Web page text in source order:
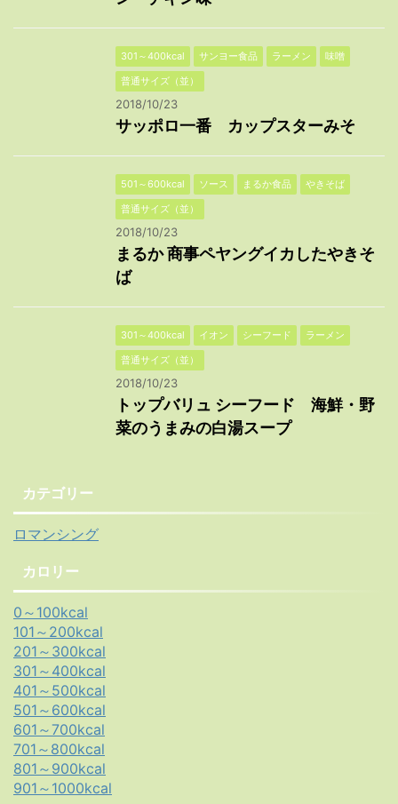
301～400kcal サンヨー食品 ラーメン
味噌
普通サイズ（並）
2018/10/23
サッポロ一番 カップスターみそ
501～600kcal ソース まるか食品
やきそば
普通サイズ（並）
2018/10/23
まるか 商事ペヤングイカしたやきそ
ば
301～400kcal イオン シーフード
ラーメン
普通サイズ（並）
2018/10/23
トップバリュ シーフード 海鮮・野
菜のうまみの白湯スープ
カテゴリー
ロマンシング
カロリー
0～100kcal
101～200kcal
201～300kcal
301～400kcal
401～500kcal
501～600kcal
601～700kcal
701～800kcal
801～900kcal
901～1000kcal